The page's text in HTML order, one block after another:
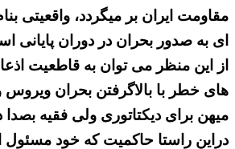
مقاومت ایران بر میگردد، واقعیتی
ای به صدور بحران در دوران پایانی
از این منظر می توان به قاطعیت
های خطر با بالاگرفتن بحران
میهن برای دیکتاتوری ولی فقیه
دراین راستا حاکمیت که خود